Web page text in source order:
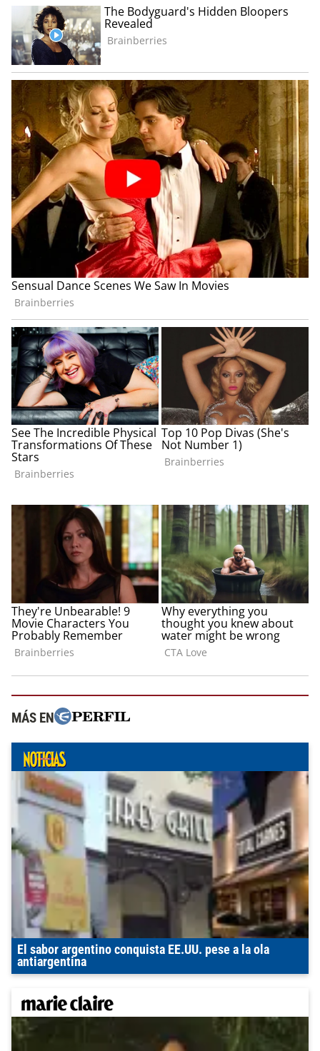
MÁS EN
El sabor argentino conquista EE.UU. pese a la ola
antiargentina